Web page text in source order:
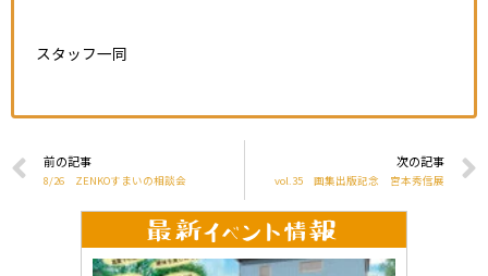
スタッフ一同
前の記事
8/26 ZENKOすまいの相談会
次の記事
vol.35 画集出版記念 宮本秀信展